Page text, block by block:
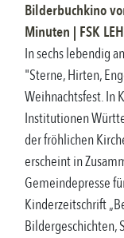
Bilderbuchkino
Minuten | FSK
In sechs lebendig
"Sterne, Hirten,
Weihnachtsfest. In
Institutionen
der fröhlichen
erscheint in
Gemeindepresse
Kinderzeitschrift
Bildergeschichten,